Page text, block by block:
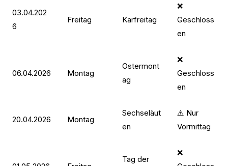
03.04.202
6
Freitag Karfreitag
❌
Geschloss
en
06.04.2026 Montag
Ostermont
ag
❌
Geschloss
en
20.04.2026 Montag
Sechseläut
en
⚠️ Nur
Vormittag
Tag der
❌